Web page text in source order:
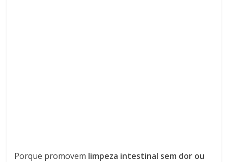
Porque promovem limpeza intestinal sem dor ou